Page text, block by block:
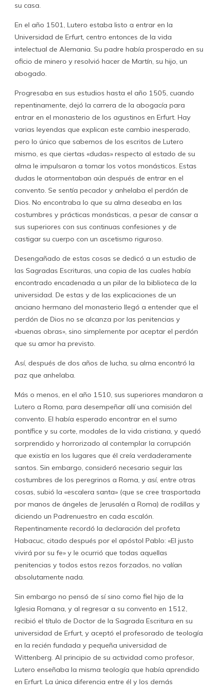
su casa.
En el año 1501, Lutero estaba listo a entrar en la
Universidad de Erfurt, centro entonces de la vida
intelectual de Alemania. Su padre había prosperado en su
oficio de minero y resolvió hacer de Martín, su hijo, un
abogado.
Progresaba en sus estudios hasta el año 1505, cuando
repentinamente, dejó la carrera de la abogacía para
entrar en el monasterio de los agustinos en Erfurt. Hay
varias leyendas que explican este cambio inesperado,
pero lo único que sabemos de los escritos de Lutero
mismo, es que ciertas «dudas» respecto al estado de su
alma le impulsaron a tomar los votos monásticos. Estas
dudas le atormentaban aún después de entrar en el
convento. Se sentía pecador y anhelaba el perdón de
Dios. No encontraba lo que su alma deseaba en las
costumbres y prácticas monásticas, a pesar de cansar a
sus superiores con sus continuas confesiones y de
castigar su cuerpo con un ascetismo riguroso.
Desengañado de estas cosas se dedicó a un estudio de
las Sagradas Escrituras, una copia de las cuales había
encontrado encadenada a un pilar de la biblioteca de la
universidad. De estas y de las explicaciones de un
anciano hermano del monasterio llegó a entender que el
perdón de Dios no se alcanza por las penitencias y
«buenas obras», sino simplemente por aceptar el perdón
que su amor ha previsto.
Así, después de dos años de lucha, su alma encontró la
paz que anhelaba.
Más o menos, en el año 1510, sus superiores mandaron a
Lutero a Roma, para desempeñar allí una comisión del
convento. El había esperado encontrar en el sumo
pontífice y su corte, modales de la vida cristiana, y quedó
sorprendido y horrorizado al contemplar la corrupción
que existía en los lugares que él creía verdaderamente
santos. Sin embargo, consideró necesario seguir las
costumbres de los peregrinos a Roma, y así, entre otras
cosas, subió la «escalera santa» (que se cree trasportada
por manos de ángeles de Jerusalén a Roma) de rodillas y
diciendo un Padrenuestro en cada escalón.
Repentinamente recordó la declaración del profeta
Habacuc, citado después por el apóstol Pablo: «El justo
vivirá por su fe» y le ocurrió que todas aquellas
penitencias y todos estos rezos forzados, no valían
absolutamente nada.
Sin embargo no pensó de sí sino como fiel hijo de la
Iglesia Romana, y al regresar a su convento en 1512,
recibió el título de Doctor de la Sagrada Escritura en su
universidad de Erfurt, y aceptó el profesorado de teología
en la recién fundada y pequeña universidad de
Wittenberg. Al principio de su actividad como profesor,
Lutero enseñaba la misma teología que había aprendido
en Erfurt. La única diferencia entre él y los demás